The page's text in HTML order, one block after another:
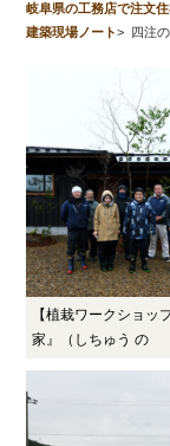
岐阜県の工務店で注文
建築現場ノート>
四注
【植栽ワークショッ
家』（しちゅう の